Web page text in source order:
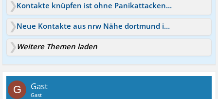
Kontakte knüpfen ist ohne Panikattacken unmöglich
Neue Kontakte aus nrw Nähe dortmund is da jemand?
Weitere Themen laden
G Gast
Gast